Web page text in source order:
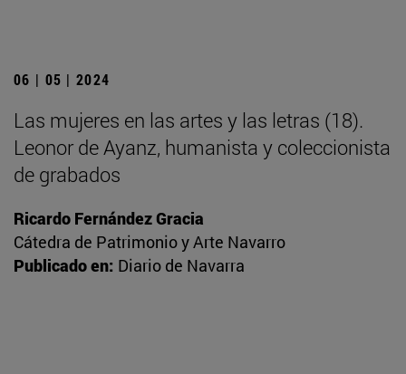
06 | 05 | 2024
Las mujeres en las artes y las letras (18).
Leonor de Ayanz, humanista y coleccionista
de grabados
Ricardo Fernández Gracia
Cátedra de Patrimonio y Arte Navarro
Publicado en: Diario de Navarra